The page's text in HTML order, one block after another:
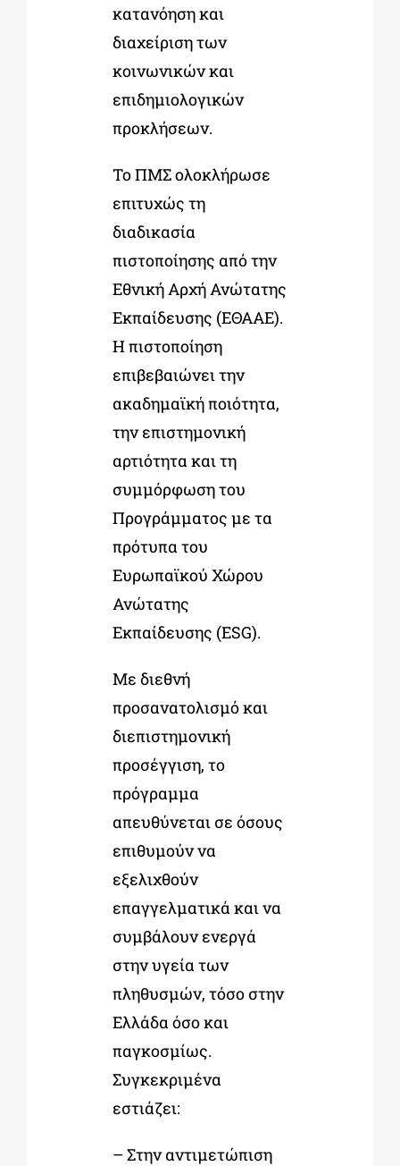
κατανόηση και
διαχείριση των
κοινωνικών και
επιδημιολογικών
προκλήσεων.
Το ΠΜΣ ολοκλήρωσε
επιτυχώς τη
διαδικασία
πιστοποίησης από την
Εθνική Αρχή Ανώτατης
Εκπαίδευσης (ΕΘΑΑΕ).
Η πιστοποίηση
επιβεβαιώνει την
ακαδημαϊκή ποιότητα,
την επιστημονική
αρτιότητα και τη
συμμόρφωση του
Προγράμματος με τα
πρότυπα του
Ευρωπαϊκού Χώρου
Ανώτατης
Εκπαίδευσης (ESG).
Με διεθνή
προσανατολισμό και
διεπιστημονική
προσέγγιση, το
πρόγραμμα
απευθύνεται σε όσους
επιθυμούν να
εξελιχθούν
επαγγελματικά και να
συμβάλουν ενεργά
στην υγεία των
πληθυσμών, τόσο στην
Ελλάδα όσο και
παγκοσμίως.
Συγκεκριμένα
εστιάζει:
– Στην αντιμετώπιση